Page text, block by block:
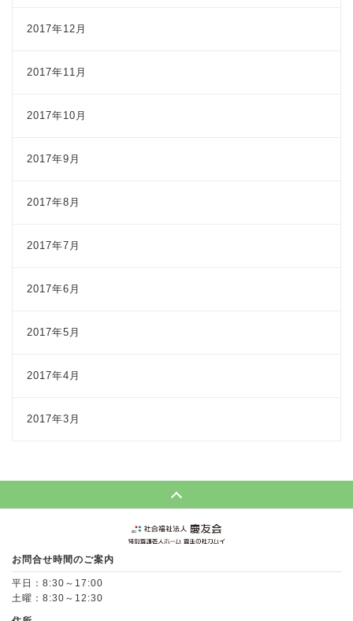
2017年12月
2017年11月
2017年10月
2017年9月
2017年8月
2017年7月
2017年6月
2017年5月
2017年4月
2017年3月
お問合せ時間のご案内
平日：8:30～17:00
土曜：8:30～12:30